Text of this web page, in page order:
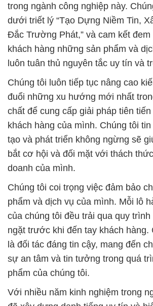
trong ngành công nghiệp này.
dưới triết lý “Tạo Dựng Niềm Tin,
Đắc Trường Phát,” và cam kết
khách hàng những sản phẩm và
luôn tuân thủ nguyên tắc uy tín và
Chúng tôi luôn tiếp tục nâng cao
đuổi những xu hướng mới nhất
chất để cung cấp giải pháp tiên
khách hàng của mình. Chúng tôi
tạo và phát triển không ngừng sẽ
bắt cơ hội và đối mặt với thách
doanh của mình.
Chúng tôi coi trọng việc đảm bảo
phẩm và dịch vụ của mình. Mỗi lô
của chúng tôi đều trải qua quy
ngặt trước khi đến tay khách hàng.
là đối tác đáng tin cậy, mang đến
sự an tâm và tin tưởng trong quá
phẩm của chúng tôi.
Với nhiều năm kinh nghiệm trong